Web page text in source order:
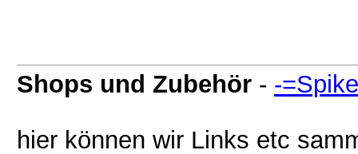
Shops und Zubehör - -
hier können wir Links etc